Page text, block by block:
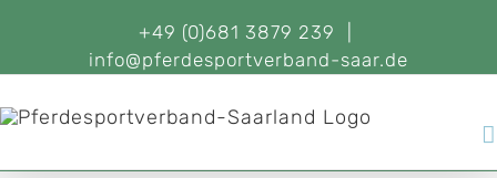
+49 (0)681 3879 239
info@pferdesportverband-saar.de